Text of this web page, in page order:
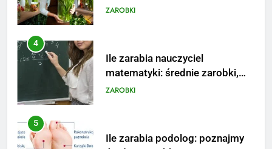
dodatki i perspektywy
ZAROBKI
5
Ile zarabia podolog: poznajmy
średnie zarobki na tym
stanowisku
ZAROBKI
6
Akcje charytatywne w szkole: